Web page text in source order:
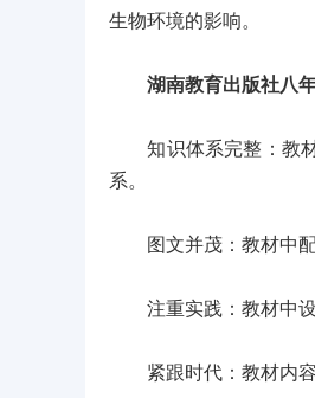
生物环境的影响。
湖南教育出版社八
知识体系完整：教材
系。
图文并茂：教材中配
注重实践：教材中设
紧跟时代：教材内容